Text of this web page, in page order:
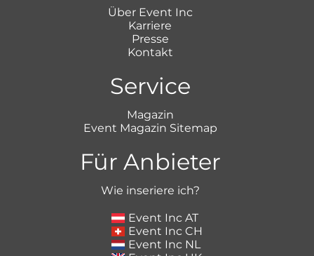
Über Event Inc
Karriere
Presse
Kontakt
Service
Magazin
Event Magazin Sitemap
Für Anbieter
Wie inseriere ich?
Event Inc AT
Event Inc CH
Event Inc NL